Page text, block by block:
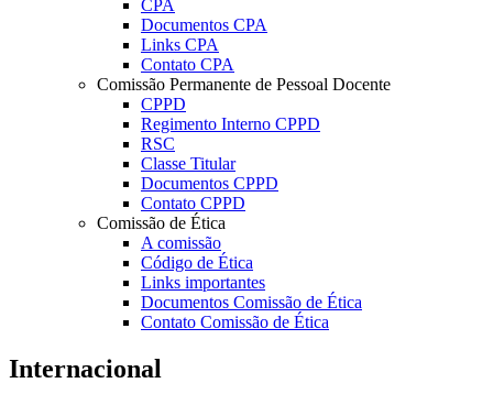
CPA
Documentos CPA
Links CPA
Contato CPA
Comissão Permanente de Pessoal Docente
CPPD
Regimento Interno CPPD
RSC
Classe Titular
Documentos CPPD
Contato CPPD
Comissão de Ética
A comissão
Código de Ética
Links importantes
Documentos Comissão de Ética
Contato Comissão de Ética
Internacional